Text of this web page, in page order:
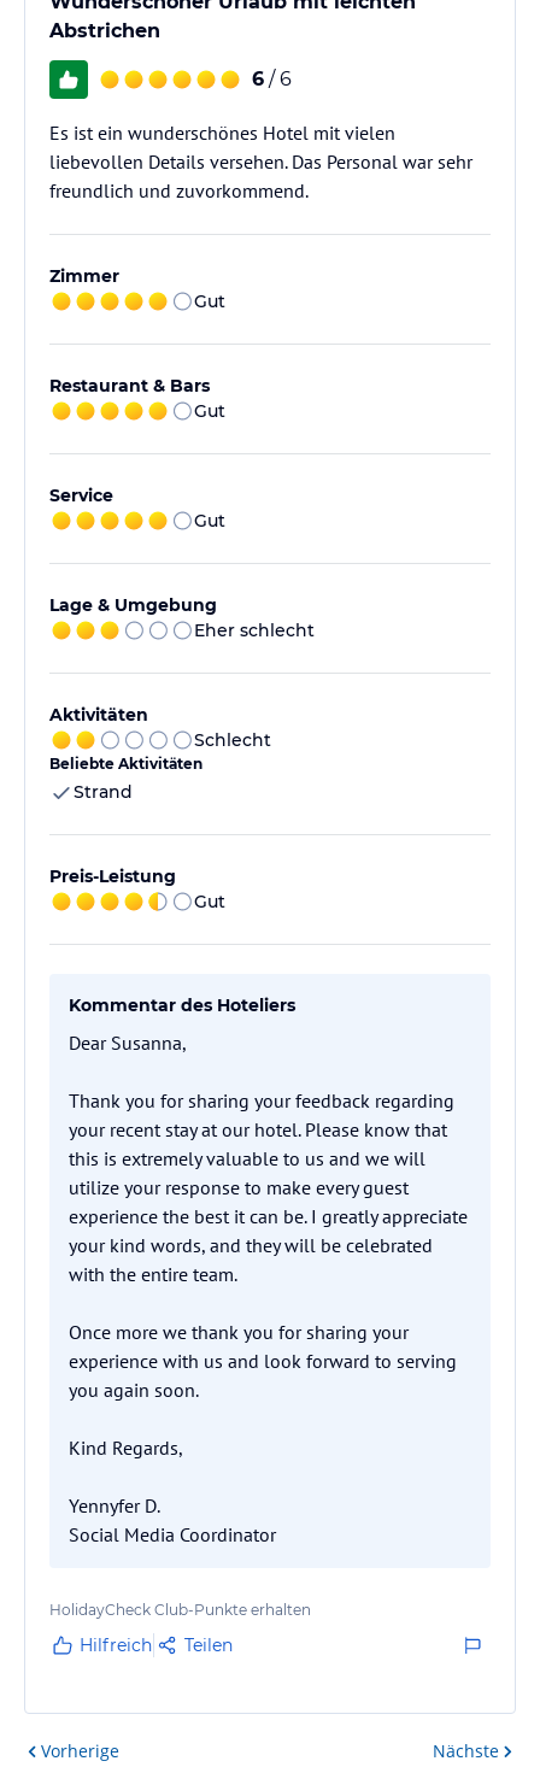
Abstrichen
6 / 6
Es ist ein wunderschönes Hotel mit vielen
liebevollen Details versehen. Das Personal war sehr
freundlich und zuvorkommend.
Zimmer
Gut
Restaurant & Bars
Gut
Service
Gut
Lage & Umgebung
Eher schlecht
Aktivitäten
Schlecht
Beliebte Aktivitäten
Strand
Preis-Leistung
Gut
Kommentar des Hoteliers
Dear Susanna,
Thank you for sharing your feedback regarding
your recent stay at our hotel. Please know that
this is extremely valuable to us and we will
utilize your response to make every guest
experience the best it can be. I greatly appreciate
your kind words, and they will be celebrated
with the entire team.
Once more we thank you for sharing your
experience with us and look forward to serving
you again soon.
Kind Regards,
Yennyfer D.
Social Media Coordinator
HolidayCheck Club-Punkte erhalten
Hilfreich Teilen
Vorherige Nächste